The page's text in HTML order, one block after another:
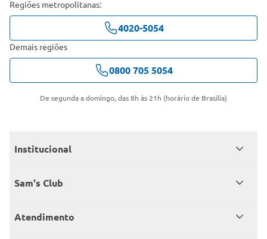
Regiões metropolitanas:
4020-5054
Demais regiões
0800 705 5054
De segunda a domingo, das 8h às 21h (horário de Brasília)
Institucional
Quem somos
Sam's Club
Seja sócio
Atendimento